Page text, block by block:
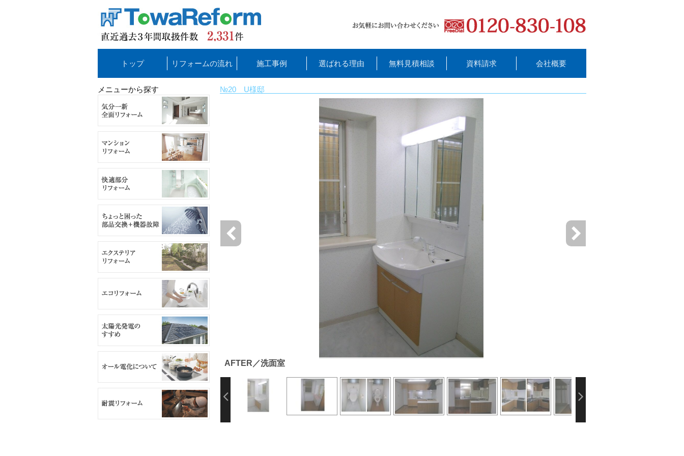
トップ リフォームの流れ 施工事例 選ばれる理由 無料見積相談 資料請求 会社概要
メニューから探す №20 U様邸
AFTER／洗面室